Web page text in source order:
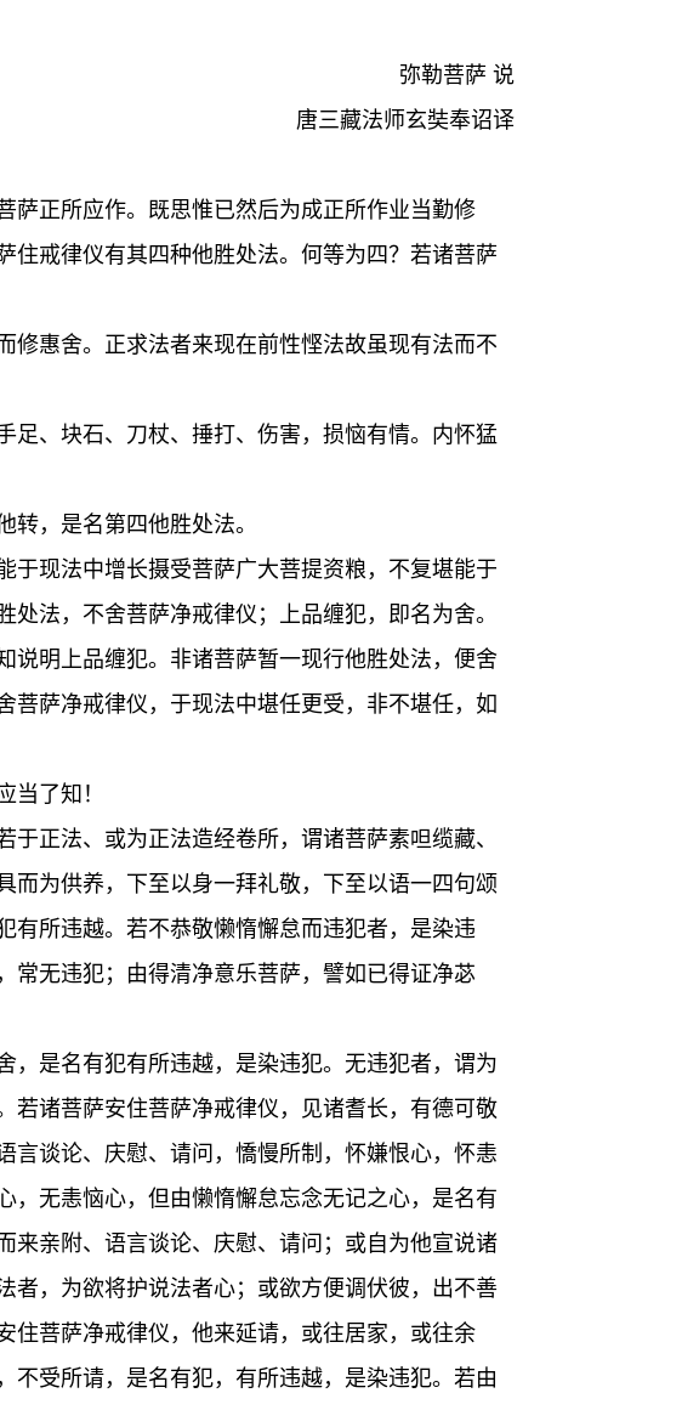
弥勒菩萨 说
唐三藏法师玄奘奉诏译
萨正所应作。既思惟已然后为成正所作业当勤修
住戒律仪有其四种他胜处法。何等为四？若诸菩萨
修惠舍。正求法者来现在前性悭法故虽现有法而不
足、块石、刀杖、捶打、伤害，损恼有情。内怀猛
，是名第四他胜处法。
于现法中增长摄受菩萨广大菩提资粮，不复堪能于
法，不舍菩萨净戒律仪；上品缠犯，即名为舍。
说明上品缠犯。非诸菩萨暂一现行他胜处法，便舍
菩萨净戒律仪，于现法中堪任更受，非不堪任，如
当了知！
正法、或为正法造经卷所，谓诸菩萨素呾缆藏、
而为供养，下至以身一拜礼敬，下至以语一四句颂
有所违越。若不恭敬懒惰懈怠而违犯者，是染违
常无违犯；由得清净意乐菩萨，譬如已得证净苾
，是名有犯有所违越，是染违犯。无违犯者，谓为
若诸菩萨安住菩萨净戒律仪，见诸耆长，有德可敬
言谈论、庆慰、请问，憍慢所制，怀嫌恨心，怀恚
，无恚恼心，但由懒惰懈怠忘念无记之心，是名有
来亲附、语言谈论、庆慰、请问；或自为他宣说诸
者，为欲将护说法者心；或欲方便调伏彼，出不善
住菩萨净戒律仪，他来延请，或往居家，或往余
不受所请，是名有犯，有所违越，是染违犯。若由